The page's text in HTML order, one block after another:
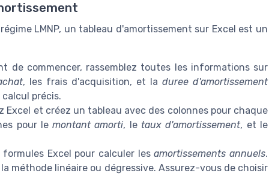
LMNP, un tableau d'amortissement sur Excel est un
de commencer, rassemblez toutes les informations sur
, les frais d'acquisition, et la duree d'amortissement
précis.
Excel et créez un tableau avec des colonnes pour chaque
pour lemontant amorti, le taux d'amortissement, et le
formules Excel pour calculer lesamortissements annuels.
méthode linéaire ou dégressive. Assurez-vous de choisir